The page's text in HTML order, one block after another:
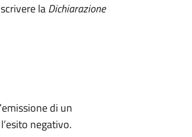
laDichiarazione
di un
negativo.